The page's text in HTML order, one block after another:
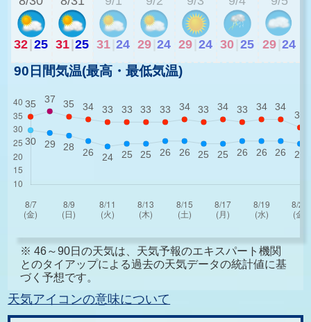
32|25 31|25 31 24 29 24 29 24 30 25 29 24
90日間気温(最高・最低気温)
※ 46～90日の天気は、天気予報のエキスパート機関
とのタイアップによる過去の天気データの統計値に基
づく予想です。
天気アイコンの意味について